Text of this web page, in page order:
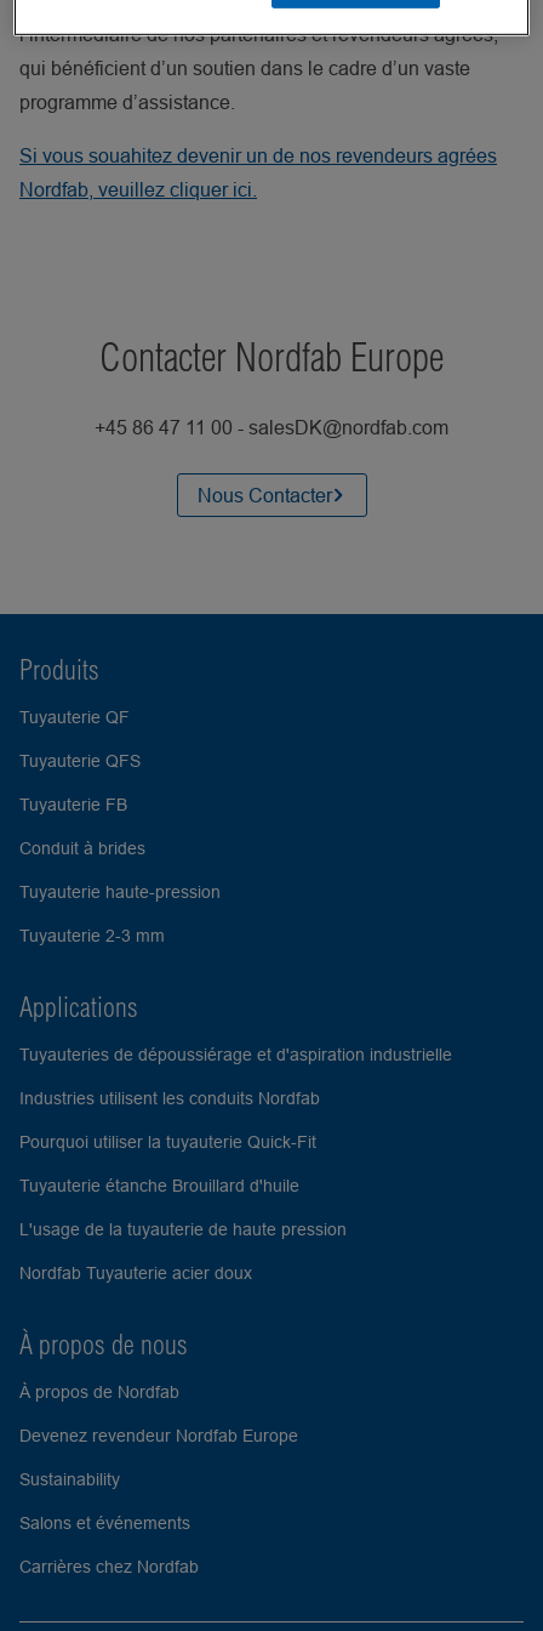
l’intermédiaire de nos partenaires et revendeurs agréés,
qui bénéficient d’un soutien dans le cadre d’un vaste
programme d’assistance.
Si vous souahitez devenir un de nos revendeurs agrées
Nordfab, veuillez cliquer ici.
Contacter Nordfab Europe
+45 86 47 11 00 - salesDK@nordfab.com
Nous Contacter
Produits
Tuyauterie QF
Tuyauterie QFS
Tuyauterie FB
Conduit à brides
Tuyauterie haute-pression
Tuyauterie 2-3 mm
Applications
Tuyauteries de dépoussiérage et d'aspiration industrielle
Industries utilisent les conduits Nordfab
Pourquoi utiliser la tuyauterie Quick-Fit
Tuyauterie étanche Brouillard d'huile
L'usage de la tuyauterie de haute pression
Nordfab Tuyauterie acier doux
À propos de nous
À propos de Nordfab
Devenez revendeur Nordfab Europe
Sustainability
Salons et événements
Carrières chez Nordfab